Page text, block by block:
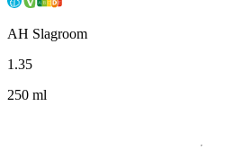
AH Slagroom
1 .35
250 ml